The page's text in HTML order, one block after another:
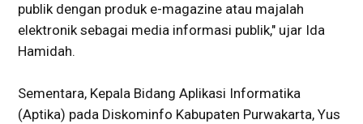
publik dengan produk e-magazine atau majalah
elektronik sebagai media informasi publik," ujar Ida
Hamidah.
Sementara, Kepala Bidang Aplikasi Informatika
(Aptika) pada Diskominfo Kabupaten Purwakarta, Yus